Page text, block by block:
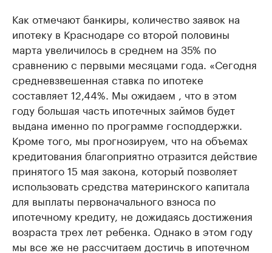
Как отмечают банкиры, количество заявок на
ипотеку в Краснодаре со второй половины
марта увеличилось в среднем на 35% по
сравнению с первыми месяцами года. «Сегодня
средневзвешенная ставка по ипотеке
составляет 12,44%. Мы ожидаем , что в этом
году большая часть ипотечных займов будет
выдана именно по программе господдержки.
Кроме того, мы прогнозируем, что на объемах
кредитования благоприятно отразится действие
принятого 15 мая закона, который позволяет
использовать средства материнского капитала
для выплаты первоначального взноса по
ипотечному кредиту, не дожидаясь достижения
возраста трех лет ребенка. Однако в этом году
мы все же не рассчитаем достичь в ипотечном